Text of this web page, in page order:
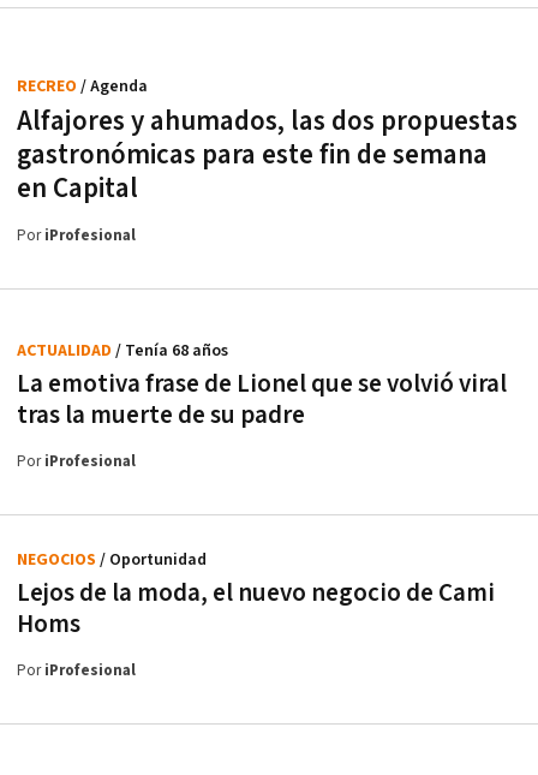
Alfajores y ahumados, las dos propuestas
gastronómicas para este fin de semana
en Capital
RECREO / Agenda
PoriProfesional
La emotiva frase de Lionel que se volvió viral
tras la muerte de su padre
ACTUALIDAD / Tenía 68 años
PoriProfesional
Lejos de la moda, el nuevo negocio de Cami
Homs
NEGOCIOS / Oportunidad
PoriProfesional